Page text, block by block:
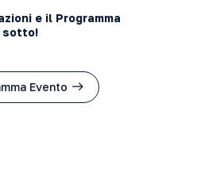
e il Programma
sotto!
Evento